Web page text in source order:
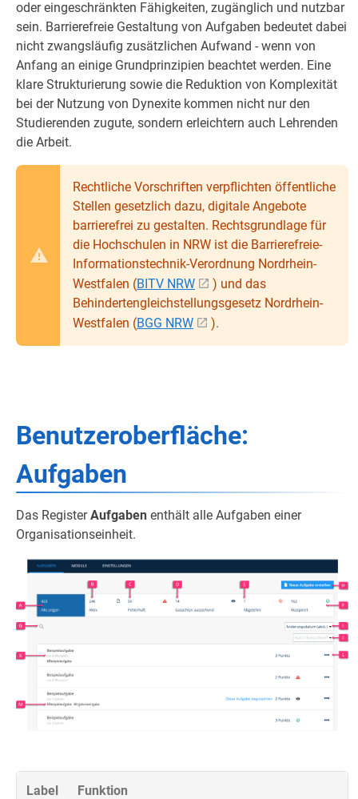
oder eingeschränkten Fähigkeiten, zugänglich und nutzbar
sein. Barrierefreie Gestaltung von Aufgaben bedeutet dabei
nicht zwangsläufig zusätzlichen Aufwand - wenn von
Anfang an einige Grundprinzipien beachtet werden. Eine
klare Strukturierung sowie die Reduktion von Komplexität
bei der Nutzung von Dynexite kommen nicht nur den
Studierenden zugute, sondern erleichtern auch Lehrenden
die Arbeit.
Rechtliche Vorschriften verpflichten öffentliche
Stellen gesetzlich dazu, digitale Angebote
barrierefrei zu gestalten. Rechtsgrundlage für
die Hochschulen in NRW ist die Barrierefreie-
Informationstechnik-Verordnung Nordrhein-
Westfalen (BITV NRW
) und das
Behindertengleichstellungsgesetz Nordrhein-
Westfalen (BGG NRW ).
Benutzeroberfläche:
Aufgaben
Das RegisterAufgaben enthält alle Aufgaben einer
Organisationseinheit.
Label Funktion